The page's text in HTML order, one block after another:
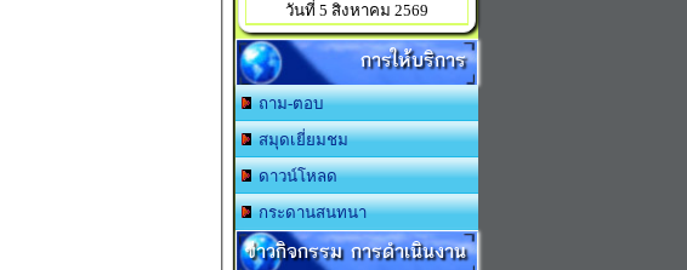
วันที่ 5 สิงหาคม 2569
การให้บริการ
ถาม-ตอบ
สมุดเยี่ยมชม
ดาวน์โหลด
กระดานสนทนา
ข่าวกิจกรรม การดำเนินงาน